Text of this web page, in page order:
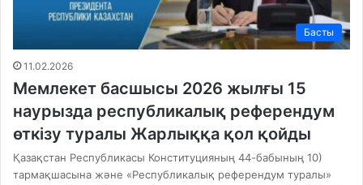
Басты
11.02.2026
Мемлекет басшысы 2026 жылғы 15
наурызда республикалық референдум
өткiзу туралы Жарлыққа қол қойды
Қазақстан Республикасы Конституцияның 44-бабының 10)
тармақшасына және «Республикалық референдум туралы»